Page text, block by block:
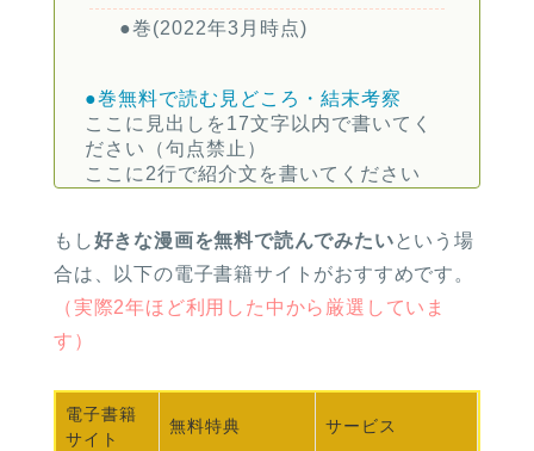
●巻(2022年3月時点)
●巻無料で読む 見どころ・結末考察
ここに見出しを17文字以内で書いてく
ださい（句点禁止）
ここに2行で紹介文を書いてください
もし好きな漫画を無料で読んでみたい という場
合は、以下の電子書籍サイトがおすすめです。
（実際2年ほど利用した中から厳選していま
す）
電子書籍
サイト
無料特典 サービス